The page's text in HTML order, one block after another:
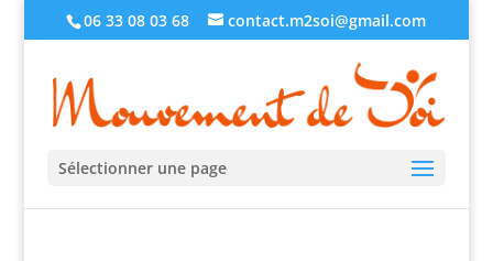
06 33 08 03 68 contact.m2soi@gmail.com
Sélectionner une page